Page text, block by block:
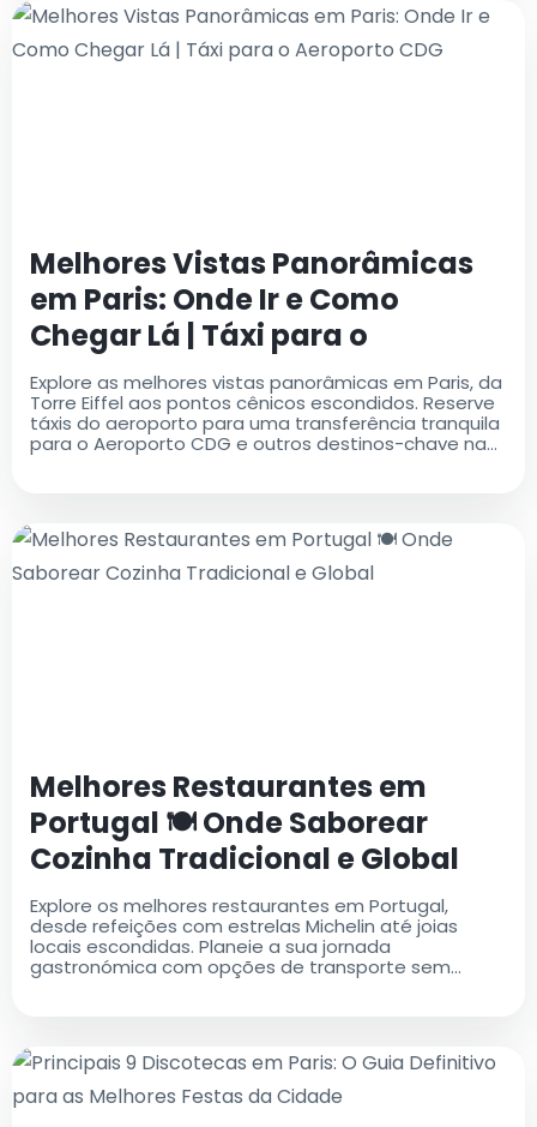
Melhores Vistas Panorâmicas
em Paris: Onde Ir e Como
Chegar Lá | Táxi para o
Aeroporto CDG
Explore as melhores vistas panorâmicas em Paris, da
Torre Eiffel aos pontos cênicos escondidos. Reserve
táxis do aeroporto para uma transferência tranquila
para o Aeroporto CDG e outros destinos-chave na
Melhores Restaurantes em
Portugal 🍽 Onde Saborear
Cozinha Tradicional e Global
Explore os melhores restaurantes em Portugal,
desde refeições com estrelas Michelin até joias
locais escondidas. Planeie a sua jornada
gastronómica com opções de transporte sem